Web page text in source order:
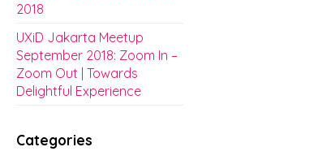
2018
UXiD Jakarta Meetup
September 2018: Zoom In –
Zoom Out | Towards
Delightful Experience
Categories